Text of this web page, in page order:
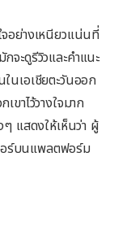
อย่างเหนียวแน่นที่
ะดูรีวิวและคำแนะ
นเอเชียตะวันออก
าไว้วางใจมาก
ๆ แสดงให้เห็นว่า ผู้
อร์บนแพลตฟอร์ม